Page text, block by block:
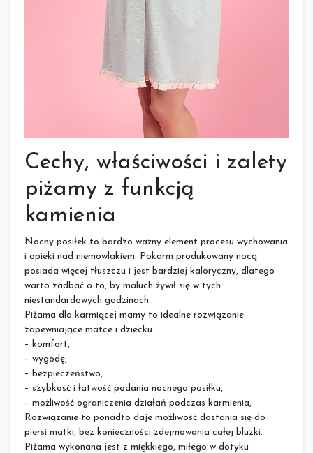
Cechy, właściwości i zalety
piżamy z funkcją
kamienia
Nocny posiłek to bardzo ważny element procesu wychowania
i opieki nad niemowlakiem. Pokarm produkowany nocą
posiada więcej tłuszczu i jest bardziej kaloryczny, dlatego
warto zadbać o to, by maluch żywił się w tych
niestandardowych godzinach.
Piżama dla karmiącej mamy to idealne rozwiązanie
zapewniające matce i dziecku:
– komfort,
– wygodę,
– bezpieczeństwo,
– szybkość i łatwość podania nocnego posiłku,
– możliwość ograniczenia działań podczas karmienia,
Rozwiązanie to ponadto daje możliwość dostania się do
piersi matki, bez konieczności zdejmowania całej bluzki.
Piżama wykonana jest z miękkiego, miłego w dotyku